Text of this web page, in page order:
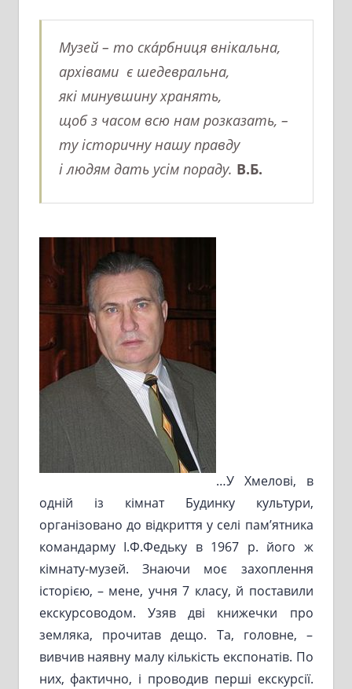
Музей – то скáрбниця внікальна,
архівами є шедевральна,
які минувшину хранять,
щоб з часом всю нам розказать, –
ту історичну нашу правду
і людям дать усім пораду. В.Б.
…У Хмелові, в
одній із кімнат Будинку культури,
організовано до відкриття у селі пам’ятника
командарму І.Ф.Федьку в 1967 р. його ж
кімнату-музей. Знаючи моє захоплення
історією, – мене, учня 7 класу, й поставили
екскурсоводом. Узяв дві книжечки про
земляка, прочитав дещо. Та, головне, –
вивчив наявну малу кількість експонатів. По
них, фактично, і проводив перші екскурсії.